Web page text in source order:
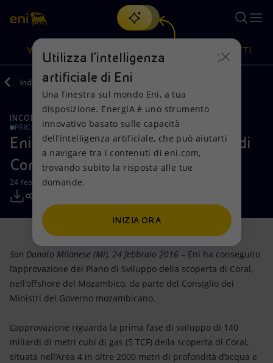
Cerca
scopri EnergIA, la nostra nuova soluzione di intelligenza
artificiale.
VISIONE
Visione
Mission e valori
Persone e Partnership
Net Zero
Modello satellitare
Energia accessibile
Scenari energetici
Azioni
Diversificazione energetica
Tecnologie per la transizione
Collaborazioni per l'innovazione
Attività nel mondo
PRODOTTI
Prodotti
Imprese
Mobilità
Indietro Media Comunicati Stampa
INCONTRI E ACCORDI RISORSE NATURALI
PRICE SENSITIVE
Eni: approvato il Piano di Sviluppo di
Coral, nell'offshore del Mozambico
24 febbraio 2016 - 15:10 CET
San Donato Milanese (Mi), 24 febbraio 2016 – Eni ha conseguito
l’approvazione del Piano di Sviluppo della scoperta di Coral,
nell'offshore del Mozambico, da parte del Consiglio dei
Ministri del Governo mozambicano.
L’approvazione riguarda la prima fase di sviluppo di 140
miliardi di metri cubi di gas (5 TCF) della scoperta di Coral,
situata nell’Area 4 in oltre 2000 metri di profondità d’acqua e
Utilizza l'intelligenza
artificiale di Eni
Una finestra sul mondo Eni, a tua
disposizione. EnergIA è uno strumento
innovativo basato sulle capacità
dell’intelligenza artificiale, che può aiutarti
a navigare tra i contenuti di eni.com,
trovando subito la risposta alle tue
domande.
INIZIA ORA